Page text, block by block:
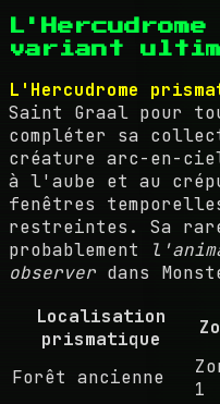
variant
L'Hercudrome
Saint Graal pour
compléter sa
créature arc-en-
à l'aube et au
fenêtres
restreintes. Sa
probablement
observer dans
Localisation
prismatique
Forêt ancienne
1